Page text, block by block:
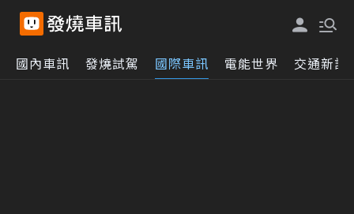
國內車訊 發燒試駕 國際車訊 電能世界 交通新訊